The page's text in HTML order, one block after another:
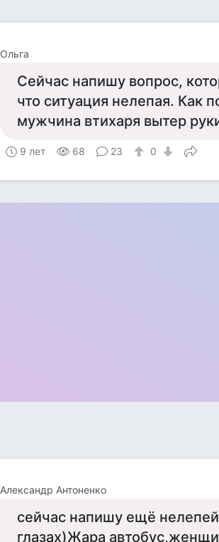
Ольга
Сейчас напишу вопрос,
что ситуация нелепая. Как
мужчина втихаря вытер
9 лет 68 23 0
Александр Антоненко
сейчас напишу ещё
глазах)Жара